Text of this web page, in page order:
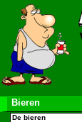
Bieren
De bieren